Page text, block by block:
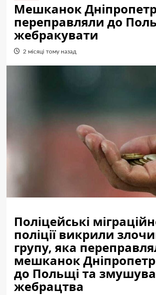
Мешканок
переправляли до
жебракувати
2 місяці тому назад
Поліцейські
поліції викрили
групу, яка
мешканок
до Польщі та
жебрацтва